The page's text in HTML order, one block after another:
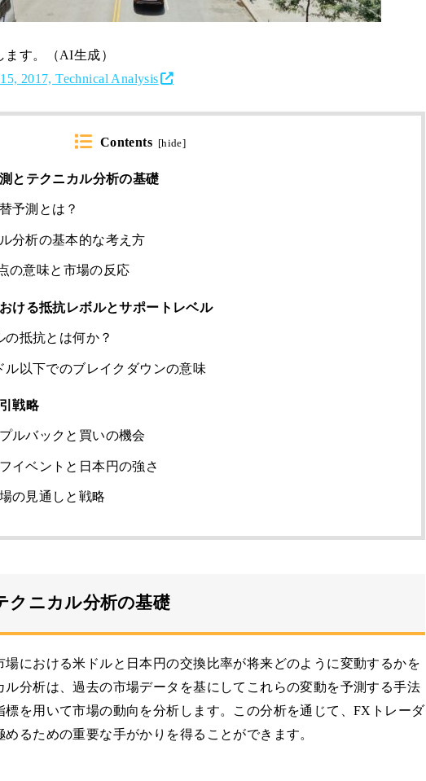
す。（AI生成）
2017, Technical Analysis
Contents [hide]
とテクニカル分析の基礎
予測とは？
分析の基本的な考え方
の意味と市場の反応
ける抵抗レボルとサポートレベル
の抵抗とは何か？
ル以下でのブレイクダウンの意味
戦略
ルバックと買いの機会
イベントと日本円の強さ
の見通しと戦略
クニカル分析の基礎
場における米ドルと日本円の交換比率が将来どのように変動するかを
分析は、過去の市場データを基にしてこれらの変動を予測する手法
を用いて市場の動向を分析します。この分析を通じて、FXトレーダ
るための重要な手がかりを得ることができます。